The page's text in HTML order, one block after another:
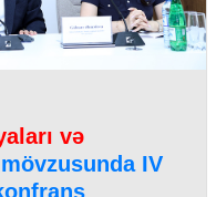
və
mövzusunda IV